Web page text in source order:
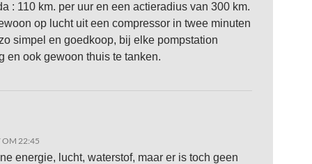
: 110 km. per uur en een actieradius van 300 km.
op lucht uit een compressor in twee minuten
simpel en goedkoop, bij elke pompstation
en ook gewoon thuis te tanken.
OM 22:45
energie, lucht, waterstof, maar er is toch geen